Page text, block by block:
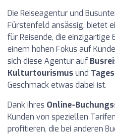
Die Reiseagentur und
Fürstenfeld ansässig, bietet
für Reisende, die einzigartige
einem hohen Fokus auf
sich diese Agentur auf
Kulturtourismus und
Geschmack etwas dabei ist.
Dank ihres Online-
Kunden von speziellen
profitieren, die bei anderen